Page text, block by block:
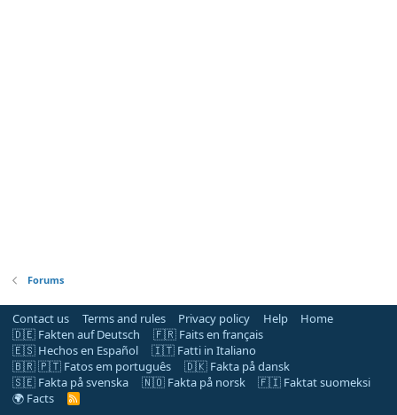
Forums
Contact us Terms and rules Privacy policy Help
Home
🇩🇪 Fakten auf Deutsch
🇫🇷 Faits en français
🇪🇸 Hechos en Español
🇮🇹 Fatti in Italiano
🇧🇷 🇵🇹 Fatos em português
🇩🇰 Fakta på dansk
🇸🇪 Fakta på svenska
🇳🇴 Fakta på norsk
🇫🇮 Faktat suomeksi
🌍 Facts
R